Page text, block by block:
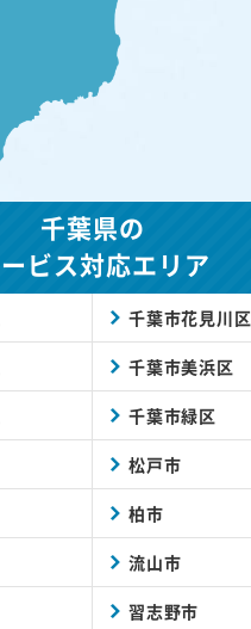
千葉県の
ビス対応エリア
千葉市花見川区
千葉市美浜区
千葉市緑区
松戸市
柏市
流山市
習志野市